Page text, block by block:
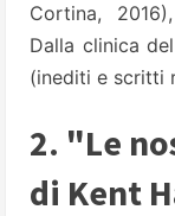
Cortina,
Dalla clinica
(inediti e scritti
2. "Le
di Kent